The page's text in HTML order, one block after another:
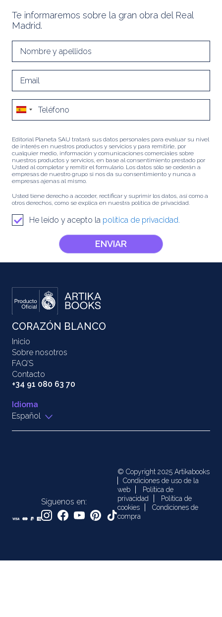
Te informaremos sobre la gran obra del Real
Madrid.
Editorial Planeta SAU tratará sus datos personales para evaluar su nivel
de interés en nuestros productos y servicios y para remitirle, por
cualquier medio, información y comunicaciones comerciales sobre
nuestros productos y servicios, en base al consentimiento prestado por
Usted al completar y remitir el formulario. Los datos sólo se cederán a
empresas de nuestro grupo si nos da su consentimiento y nunca a
empresas ajenas al mismo.
Usted tiene derecho a acceder, rectificar y suprimir los datos, así como a
otros derechos, como se explica en nuestra política de privacidad.
He leído y acepto la política de privacidad.
ENVIAR
CORAZÓN BLANCO
Inicio
Sobre nosotros
FAQ’S
Contacto
+34 91 080 63 70
Idioma
Español
Síguenos en:
© Copyright 2025 Artikabooks
Condiciones de uso de la
web
Política de
privacidad
Política de
cookies
Condiciones de
compra